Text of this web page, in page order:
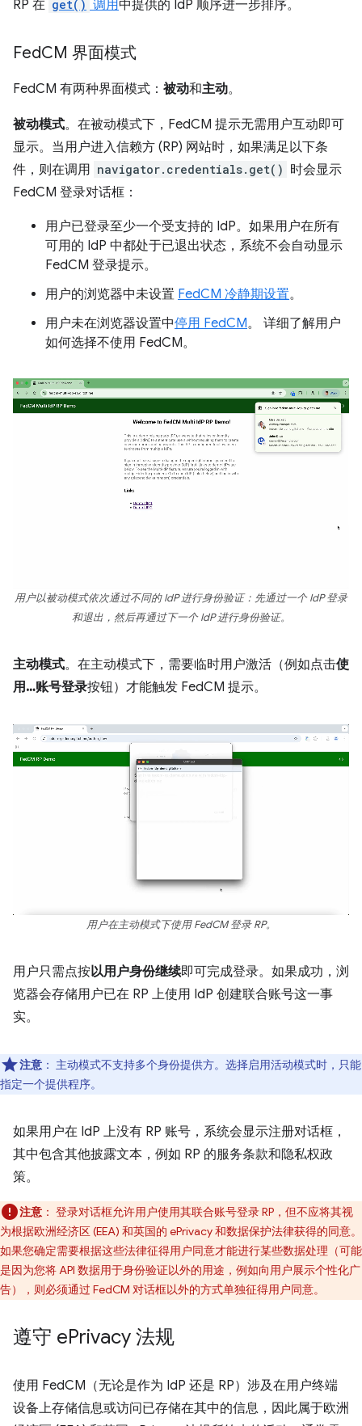
RP 在 get() 调用中提供的 IdP 顺序进一步排序。
FedCM 界面模式
FedCM 有两种界面模式： 被动和主动。
被动模式。在被动模式下，FedCM 提示无需用户互动即可
显示。当用户进入信赖方 (RP) 网站时，如果满足以下条
件，则在调用 navigator.credentials.get() 时会显示
FedCM 登录对话框：
用户已登录至少一个受支持的 IdP。如果用户在所有
可用的 IdP 中都处于已退出状态，系统不会自动显示
FedCM 登录提示。
用户的浏览器中未设置 FedCM 冷静期设置。
用户未在浏览器设置中停用 FedCM。 详细了解用户
如何选择不使用 FedCM。
用户以被动模式依次通过不同的 IdP 进行身份验证：先通过一个 IdP 登录
和退出，然后再通过下一个 IdP 进行身份验证。
主动模式。在主动模式下，需要临时用户激活（例如点击使
用…账号登录按钮）才能触发 FedCM 提示。
用户在主动模式下使用 FedCM 登录 RP。
用户只需点按以用户身份继续即可完成登录。如果成功，浏
览器会存储用户已在 RP 上使用 IdP 创建联合账号这一事
实。
注意 ： 主动模式不支持多个身份提供方。选择启用活动模式时，只能
指定一个提供程序。
如果用户在 IdP 上没有 RP 账号，系统会显示注册对话框，
其中包含其他披露文本，例如 RP 的服务条款和隐私权政
策。
注意 ： 登录对话框允许用户使用其联合账号登录 RP，但不应将其视
为根据欧洲经济区 (EEA) 和英国的 ePrivacy 和数据保护法律获得的同意。
如果您确定需要根据这些法律征得用户同意才能进行某些数据处理（可能
是因为您将 API 数据用于身份验证以外的用途，例如向用户展示个性化广
告），则必须通过 FedCM 对话框以外的方式单独征得用户同意。
遵守 ePrivacy 法规
使用 FedCM（无论是作为 IdP 还是 RP）涉及在用户终端
设备上存储信息或访问已存储在其中的信息，因此属于欧洲